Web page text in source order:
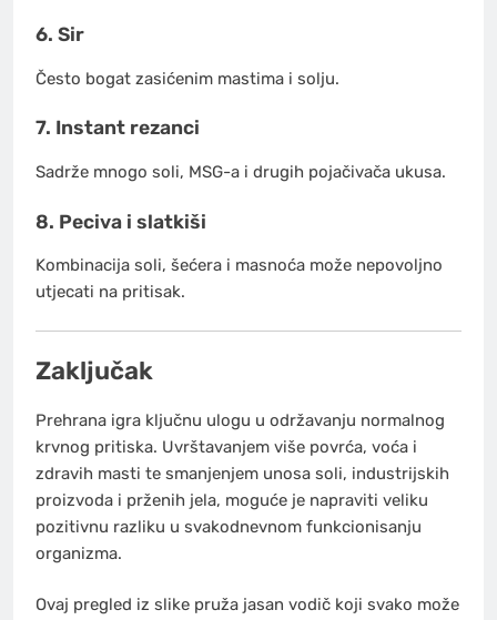
6. Sir
Često bogat zasićenim mastima i solju.
7. Instant rezanci
Sadrže mnogo soli, MSG-a i drugih pojačivača ukusa.
8. Peciva i slatkiši
Kombinacija soli, šećera i masnoća može nepovoljno
utjecati na pritisak.
Zaključak
Prehrana igra ključnu ulogu u održavanju normalnog
krvnog pritiska. Uvrštavanjem više povrća, voća i
zdravih masti te smanjenjem unosa soli, industrijskih
proizvoda i prženih jela, moguće je napraviti veliku
pozitivnu razliku u svakodnevnom funkcionisanju
organizma.
Ovaj pregled iz slike pruža jasan vodič koji svako može